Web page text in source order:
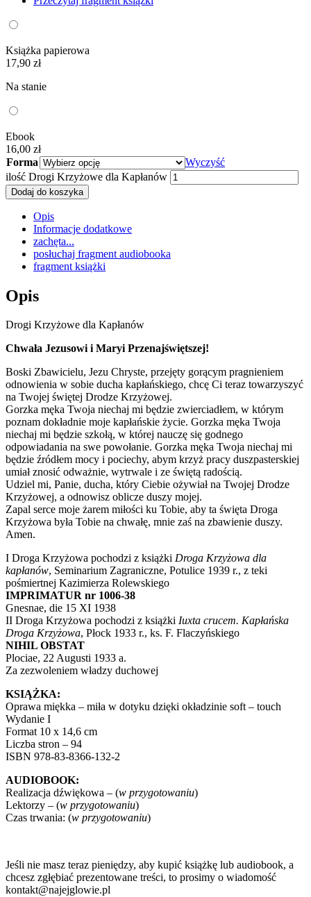
Książka papierowa
17,90 zł
Na stanie
Ebook
16,00 zł
Forma
Wyczyść
ilość Drogi Krzyżowe dla Kapłanów
Dodaj do koszyka
Opis
Informacje dodatkowe
zachęta...
posłuchaj fragment audiobooka
fragment książki
Opis
Drogi Krzyżowe dla Kapłanów
Chwała Jezusowi i Maryi Przenajświętszej!
Boski Zbawicielu, Jezu Chryste, przejęty gorącym pragnieniem
odnowienia w sobie ducha kapłańskiego, chcę Ci teraz towarzyszyć
na Twojej świętej Drodze Krzyżowej.
Gorzka męka Twoja niechaj mi będzie zwierciadłem, w którym
poznam dokładnie moje kapłańskie życie. Gorzka męka Twoja
niechaj mi będzie szkołą, w której nauczę się godnego
odpowiadania na swe powołanie. Gorzka męka Twoja niechaj mi
będzie źródłem mocy i pociechy, abym krzyż pracy duszpasterskiej
umiał znosić odważnie, wytrwale i ze świętą radością.
Udziel mi, Panie, ducha, który Ciebie ożywiał na Twojej Drodze
Krzyżowej, a odnowisz oblicze duszy mojej.
Zapal serce moje żarem miłości ku Tobie, aby ta święta Droga
Krzyżowa była Tobie na chwałę, mnie zaś na zbawienie duszy.
Amen.
I Droga Krzyżowa pochodzi z książki Droga Krzyżowa dla
kapłanów, Seminarium Zagraniczne, Potulice 1939 r., z teki
pośmiertnej Kazimierza Rolewskiego
IMPRIMATUR nr 1006-38
Gnesnae, die 15 XI 1938
II Droga Krzyżowa pochodzi z książki Iuxta crucem. Kapłańska
Droga Krzyżowa, Płock 1933 r., ks. F. Flaczyńskiego
NIHIL OBSTAT
Plociae, 22 Augusti 1933 a.
Za zezwoleniem władzy duchowej
KSIĄŻKA:
Oprawa miękka – miła w dotyku dzięki okładzinie soft – touch
Wydanie I
Format 10 x 14,6 cm
Liczba stron – 94
ISBN 978-83-8366-132-2
AUDIOBOOK:
Realizacja dźwiękowa – (w przygotowaniu)
Lektorzy – (w przygotowaniu)
Czas trwania: (w przygotowaniu)
Jeśli nie masz teraz pieniędzy, aby kupić książkę lub audiobook, a
chcesz zgłębiać prezentowane treści, to prosimy o wiadomość
kontakt@najejglowie.pl